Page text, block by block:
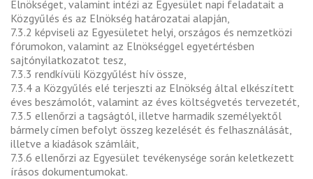
Elnökséget, valamint intézi az Egyesület napi feladatait a
Közgyűlés és az Elnökség határozatai alapján,
7.3.2 képviseli az Egyesületet helyi, országos és nemzetközi
fórumokon, valamint az Elnökséggel egyetértésben
sajtónyilatkozatot tesz,
7.3.3 rendkívüli Közgyűlést hív össze,
7.3.4 a Közgyűlés elé terjeszti az Elnökség által elkészített
éves beszámolót, valamint az éves költségvetés tervezetét,
7.3.5 ellenőrzi a tagságtól, illetve harmadik személyektől
bármely címen befolyt összeg kezelését és felhasználását,
illetve a kiadások számláit,
7.3.6 ellenőrzi az Egyesület tevékenysége során keletkezett
írásos dokumentumokat.